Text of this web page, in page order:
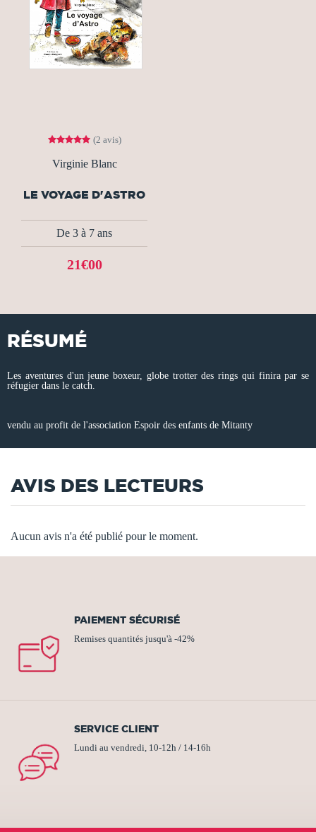
(2 avis)
Virginie Blanc
LE VOYAGE D'ASTRO
De 3 à 7 ans
21€00
RÉSUMÉ
Les aventures d'un jeune boxeur, globe trotter des rings qui finira par se
réfugier dans le catch.
vendu au profit de l'association Espoir des enfants de Mitanty
AVIS DES LECTEURS
Aucun avis n'a été publié pour le moment.
PAIEMENT SÉCURISÉ
Remises quantités jusqu'à -42%
SERVICE CLIENT
Lundi au vendredi, 10-12h / 14-16h